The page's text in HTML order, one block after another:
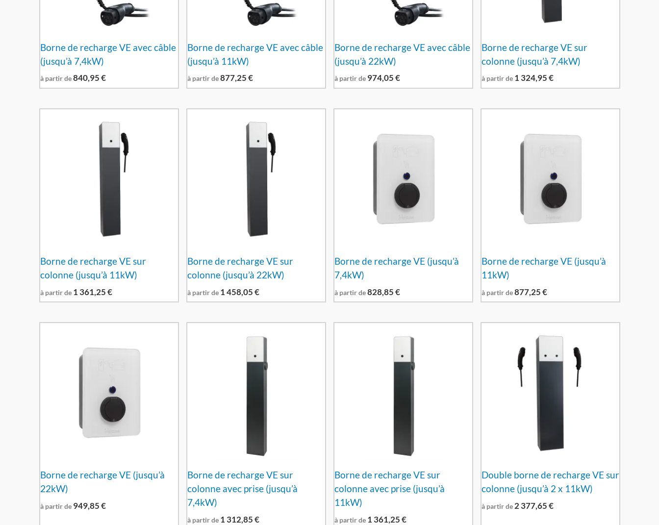
Borne de recharge VE avec câble
(jusqu’à 7,4kW)
à partir de 840,95€
Borne de recharge VE avec câble
(jusqu’à 11kW)
à partir de 877,25€
Borne de recharge VE avec câble
(jusqu’à 22kW)
à partir de 974,05€
Borne de recharge VE sur
colonne (jusqu’à 7,4kW)
à partir de 1 324,95€
Borne de recharge VE sur
colonne (jusqu’à 11kW)
à partir de 1 361,25€
Borne de recharge VE sur
colonne (jusqu’à 22kW)
à partir de 1 458,05€
Borne de recharge VE (jusqu’à
7,4kW)
à partir de 828,85€
Borne de recharge VE (jusqu’à
11kW)
à partir de 877,25€
Borne de recharge VE (jusqu’à
22kW)
à partir de 949,85€
Borne de recharge VE sur
colonne avec prise (jusqu’à
7,4kW)
à partir de 1 312,85€
Borne de recharge VE sur
colonne avec prise (jusqu’à
11kW)
à partir de 1 361,25€
Double borne de recharge VE sur
colonne (jusqu’à 2 x 11kW)
à partir de 2 377,65€